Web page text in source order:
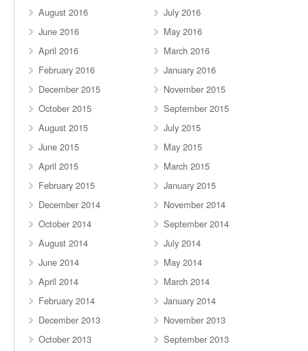
August 2016
July 2016
June 2016
May 2016
April 2016
March 2016
February 2016
January 2016
December 2015
November 2015
October 2015
September 2015
August 2015
July 2015
June 2015
May 2015
April 2015
March 2015
February 2015
January 2015
December 2014
November 2014
October 2014
September 2014
August 2014
July 2014
June 2014
May 2014
April 2014
March 2014
February 2014
January 2014
December 2013
November 2013
October 2013
September 2013